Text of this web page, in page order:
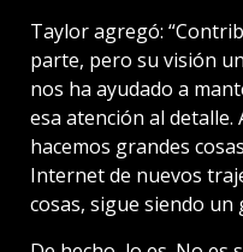
Taylor agregó:
parte, pero su visión
nos ha ayudado a
esa atención al detalle.
hacemos grandes
Internet de nuevos
cosas, sigue siendo un